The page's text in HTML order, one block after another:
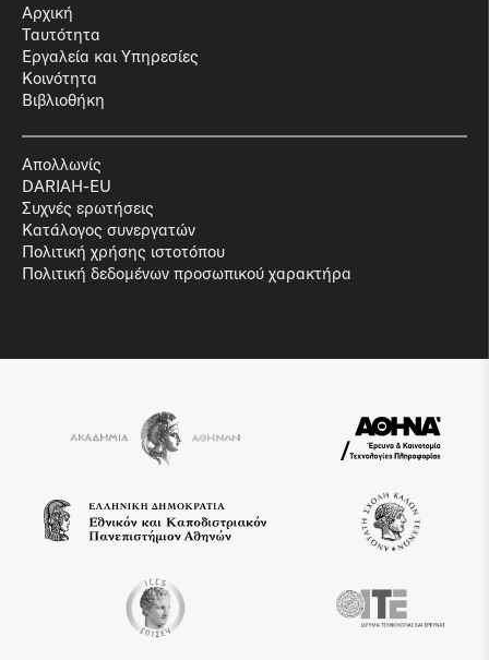
Αρχική
Ταυτότητα
Εργαλεία και Υπηρεσίες
Κοινότητα
Βιβλιοθήκη
Απολλωνίς
DARIAH-EU
Συχνές ερωτήσεις
Κατάλογος συνεργατών
Πολιτική χρήσης ιστοτόπου
Πολιτική δεδομένων προσωπικού χαρακτήρα